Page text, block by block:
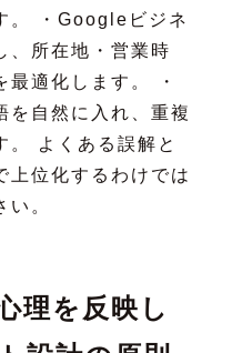
。 ・Googleビジネ
、所在地・営業時
最適化します。 ・
を自然に入れ、重複
。 よくある誤解と
上位化するわけでは
。
理を反映し